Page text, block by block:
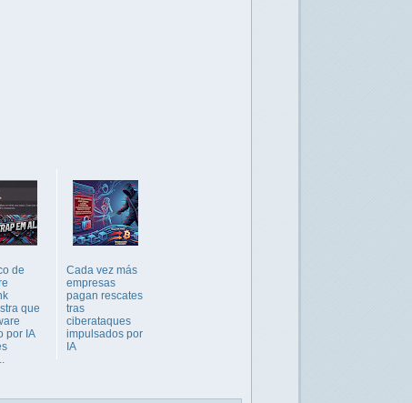
de
que
por IA
Cada vez más
empresas
pagan rescates
tras
ciberataques
impulsados por
IA